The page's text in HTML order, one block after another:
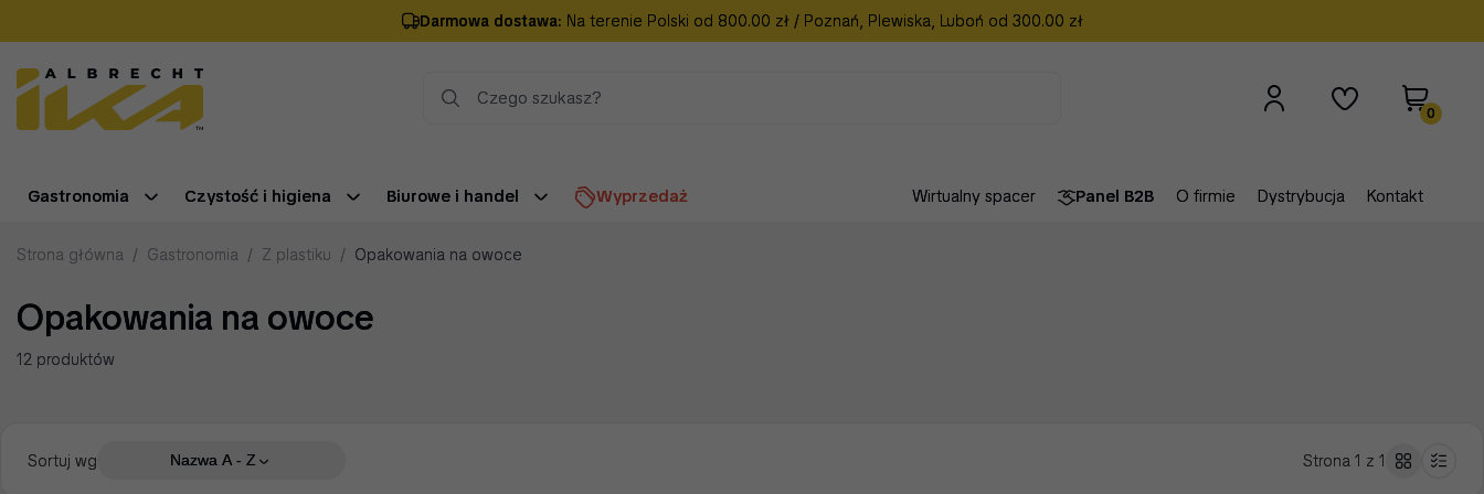
Darmowa dostawa: Na terenie Polski od 800.00 zł / Poznań, Plewiska, Luboń od 300.00 zł
0
Gastronomia Czystość i higiena Biurowe i handel Wyprzedaż Wirtualny spacer Panel B2B O firmie Dystrybucja Kontakt
Strona główna / Gastronomia / Z plastiku / Opakowania na owoce
Opakowania na owoce
12 produktów
Sortuj wg Nazwa A - Z Strona 1 z 1